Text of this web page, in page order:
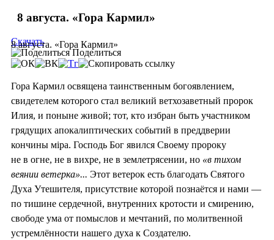
8 августа. «Гора Кармил»
8 августа. «Гора Кармил»
Скачать
Поделиться
Гора Кармил освящена таинственным богоявлением,
свидетелем которого стал великий ветхозаветный пророк
Илия, и поныне живой; тот, кто избран быть участником
грядущих апокалиптических событий в преддверии
кончины мiра. Господь Бог явился Своему пророку
не в огне, не в вихре, не в землетрясении, но «в тихом
веянии ветерка»... Этот ветерок есть благодать Святого
Духа Утешителя, присутствие которой познаётся и нами —
по тишине сердечной, внутренних кротости и смирению,
свободе ума от помыслов и мечтаний, по молитвенной
устремлённости нашего духа к Создателю.